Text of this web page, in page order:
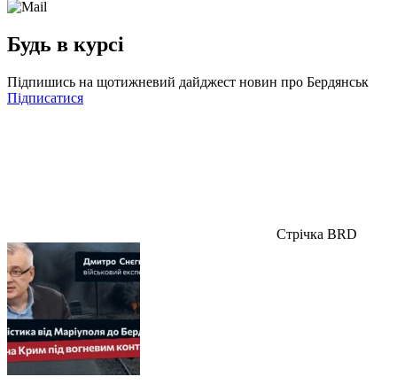
Будь в курсі
Підпишись на щотижневий дайджест новин про Бердянськ
Підписатися
Стрічка BRD